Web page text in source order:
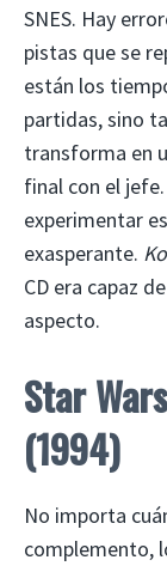
SNES. Hay
pistas que se
están los
partidas, sino
transforma en
final con el
experimentar
exasperante.
CD era capaz
aspecto.
Star
(1994)
No importa
complemento,